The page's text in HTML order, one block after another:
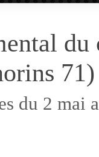
du
71)
du 2 mai